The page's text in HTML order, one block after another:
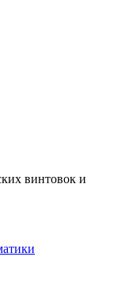
винтовок и